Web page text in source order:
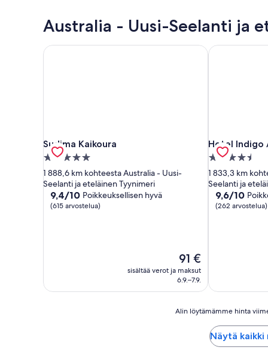
Australia - Uusi-Seelanti ja
Sudima Kaikoura
Sudima Kaikoura
5.0
tähden
majoituspaikka
1 888,6 km kohteesta Australia - Uusi-
Seelanti ja eteläinen Tyynimeri
9.4
kautta
9,4/10 Poikkeuksellisen hyvä
(615 arvostelua)
Hinta
on
91 €
91 €
sisältää verot ja maksut
6.9.–7.9.
Sudima Kaikoura
Hotel Indigo
Hotel Indigo
4.5
tähden
1 833,3 km
Seelanti ja
9.6
kautta
9,6/10
(262 arvostelua)
Hotel Indigo
Alin löytämämme hinta
Näytä kaikki